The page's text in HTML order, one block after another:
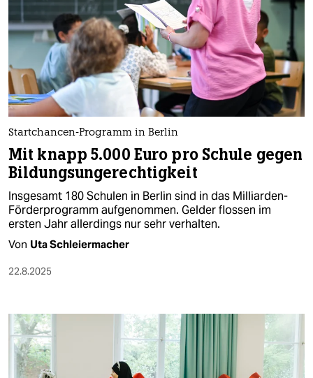
Startchancen-Programm in Berlin
Mit knapp 5.000 Euro pro Schule gegen
Bildungsungerechtigkeit
Insgesamt 180 Schulen in Berlin sind in das Milliarden-
Förderprogramm aufgenommen. Gelder flossen im
ersten Jahr allerdings nur sehr verhalten.
Von Uta Schleiermacher
22.8.2025